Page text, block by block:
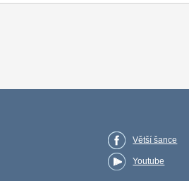
Větší šance
Youtube